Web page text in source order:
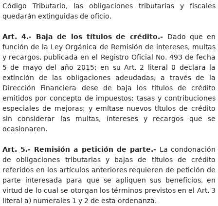
Código Tributario, las obligaciones tributarias y fiscales
quedarán extinguidas de oficio.
Art. 4.- Baja de los títulos de crédito.- Dado que en
función de la Ley Orgánica de Remisión de intereses, multas
y recargos, publicada en el Registro Oficial No. 493 de fecha
5 de mayo del año 2015; en su Art. 2 literal 0 declara la
extinción de las obligaciones adeudadas; a través de la
Dirección Financiera dese de baja los títulos de crédito
emitidos por concepto de impuestos; tasas y contribuciones
especiales de mejoras; y emítase nuevos títulos de crédito
sin considerar las multas, intereses y recargos que se
ocasionaren.
Art. 5.- Remisión a petición de parte.- La condonación
de obligaciones tributarias y bajas de títulos de crédito
referidos en los artículos anteriores requieren de petición de
parte interesada para que se apliquen sus beneficios, en
virtud de lo cual se otorgan los términos previstos en el Art. 3
literal a) numerales 1 y 2 de esta ordenanza.